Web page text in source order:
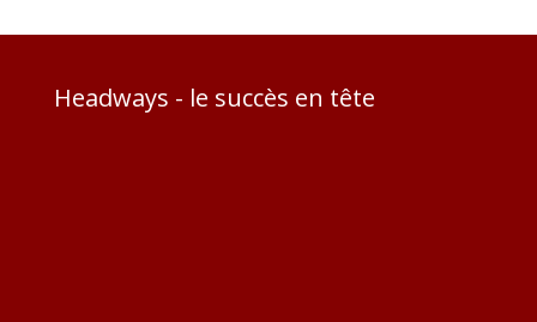
Headways - le succès en tête